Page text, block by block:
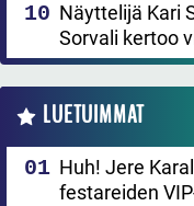
Näyttelijä Kari
Sorvali kertoo
LUETUIMMAT
Huh! Jere
festareiden